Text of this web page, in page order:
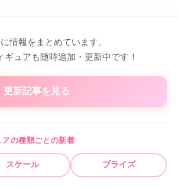
情報をまとめています。
ュアも随時追加・更新中です！
更新記事を見る
アの種類ごとの新着
スケール プライズ